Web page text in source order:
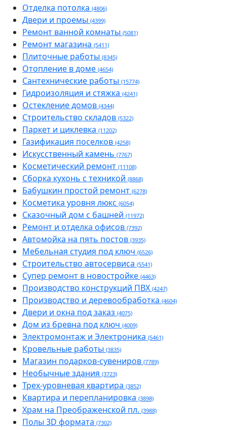
Отделка потолка (4806)
Двери и проемы (4399)
Ремонт ванной комнаты (5081)
Ремонт магазина (5411)
Плиточные работы (8345)
Отопление в доме (4654)
Сантехнические работы (15774)
Гидроизоляция и стяжка (4241)
Остекление домов (4344)
Строительство складов (5322)
Паркет и циклевка (11202)
Газификация поселков (4258)
Искусственный камень (7767)
Косметический ремонт (11108)
Сборка кухонь с техникой (8868)
Бабушкин простой ремонт (6278)
Косметика уровня люкс (6054)
Сказочный дом с башней (11972)
Ремонт и отделка офисов (7392)
Автомойка на пять постов (3935)
Мебельная студия под ключ (6526)
Строительство автосервиса (5541)
Супер ремонт в новостройке (4463)
Производство конструкций ПВХ (4247)
Производство и деревообработка (4604)
Двери и окна под заказ (4075)
Дом из бревна под ключ (4009)
Электромонтаж и Электроника (5461)
Кровельные работы (3835)
Магазин подарков-сувениров (7789)
Необычные здания (3723)
Трех-уровневая квартира (3852)
Квартира и перепланировка (3898)
Храм на Преображенской пл. (3988)
Полы 3D формата (7302)